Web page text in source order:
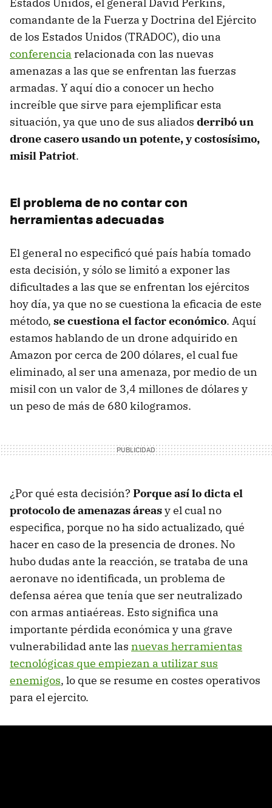
comandante de la Fuerza y Doctrina del Ejército
de los Estados Unidos (TRADOC), dio una
conferencia relacionada con las nuevas
amenazas a las que se enfrentan las fuerzas
armadas. Y aquí dio a conocer un hecho
increíble que sirve para ejemplificar esta
situación, ya que uno de sus aliados derribó un
drone casero usando un potente, y costosísimo,
misil Patriot.
El problema de no contar con
herramientas adecuadas
El general no especificó qué país había tomado
esta decisión, y sólo se limitó a exponer las
dificultades a las que se enfrentan los ejércitos
hoy día, ya que no se cuestiona la eficacia de este
método, se cuestiona el factor económico. Aquí
estamos hablando de un drone adquirido en
Amazon por cerca de 200 dólares, el cual fue
eliminado, al ser una amenaza, por medio de un
misil con un valor de 3,4 millones de dólares y
un peso de más de 680 kilogramos.
¿Por qué esta decisión? Porque así lo dicta el
protocolo de amenazas áreasy el cual no
especifica, porque no ha sido actualizado, qué
hacer en caso de la presencia de drones. No
hubo dudas ante la reacción, se trataba de una
aeronave no identificada, un problema de
defensa aérea que tenía que ser neutralizado
con armas antiaéreas. Esto significa una
importante pérdida económica y una grave
vulnerabilidad ante las nuevas herramientas
tecnológicas que empiezan a utilizar sus
enemigos, lo que se resume en costes operativos
para el ejercito.